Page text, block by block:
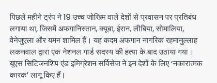
पिछले महीने ट्रंप ने 19 उच्च जोखिम वाले देशों से प्रवासन पर प्रतिबंध
लगाया था, जिसमें अफगानिस्तान, क्यूबा, ईरान, लीबिया, सोमालिया,
वेनेजुएला और यमन शामिल हैं। यह कदम अफगान नागरिक रहमानुल्लाह
लकनवाल द्वारा एक नेशनल गार्ड सदस्य की हत्या के बाद उठाया गया।
यूएस सिटिजनशिप एंड इमिग्रेशन सर्विसेज ने इन देशों के लिए ‘नकारात्मक
कारक’ लागू किए हैं।